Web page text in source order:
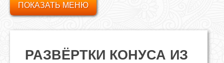
РАЗВЁРТКИ КОНУСА ИЗ
ПОКАЗАТЬ МЕНЮ